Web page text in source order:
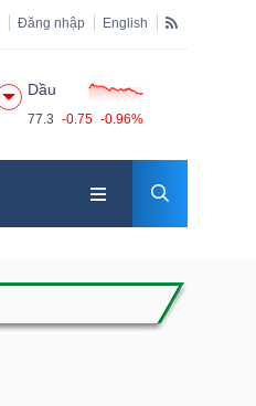
Đăng nhập English
Dầu
77.3 -0.75 -0.96%